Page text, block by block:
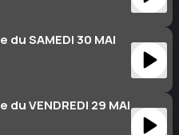
SAMEDI 30 MAI
VENDREDI 29 MAI